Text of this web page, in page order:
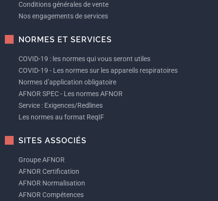
Conditions générales de vente
Nos engagements de services
NORMES ET SERVICES
COVID-19 : les normes qui vous seront utiles
COVID-19 - Les normes sur les appareils respiratoires
Normes d’application obligatoire
AFNOR SPEC - Les normes AFNOR
Service : Exigences/Redlines
Les normes au format ReqIF
SITES ASSOCIÉS
Groupe AFNOR
AFNOR Certification
AFNOR Normalisation
AFNOR Compétences